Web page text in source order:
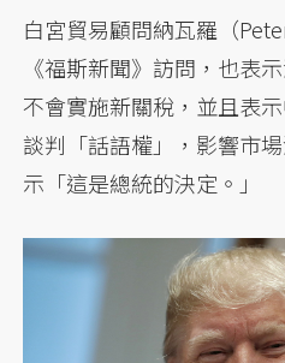
白宮貿易顧問納瓦羅（
《福斯新聞》訪問，也表
不會實施新關稅，並且表
談判「話語權」，影響市
示「這是總統的決定。」